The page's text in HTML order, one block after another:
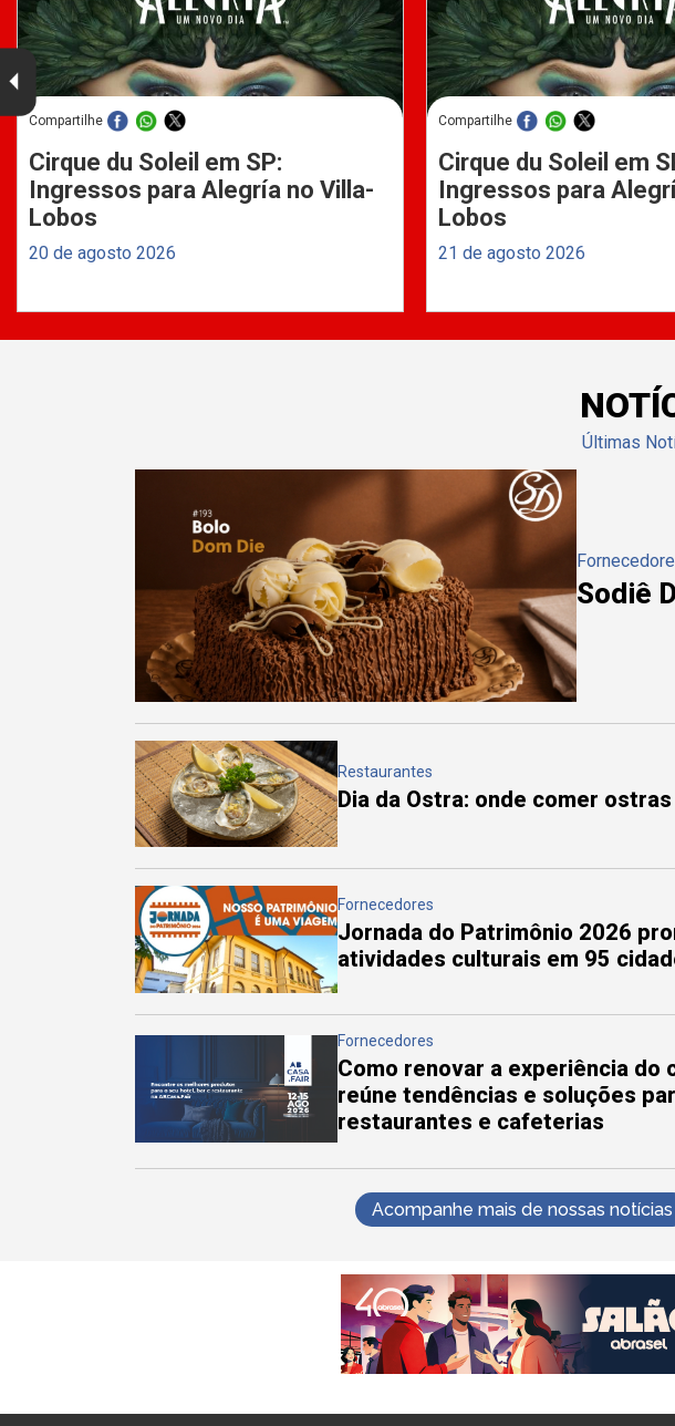
Compartilhe
Cirque du Soleil em SP:
Ingressos para Alegría no Villa-
Lobos
20 de agosto 2026
Compartilhe
Cirque du Soleil em
Ingressos para
Lobos
21 de agosto 2026
Últimas
Sodiê
Restaurantes
Dia da Ostra: onde comer
Fornecedores
Jornada do Patrimônio 2026
atividades culturais em 95
Fornecedores
Como renovar a experiência do
reúne tendências e soluções
restaurantes e cafeterias
Acompanhe mais de nossas notícias